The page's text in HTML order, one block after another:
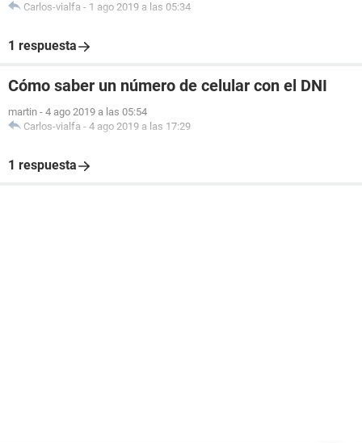
Carlos-vialfa - 1 ago 2019 a las 05:34
1 respuesta
Cómo saber un número de celular con el DNI
martin - 4 ago 2019 a las 05:54
Carlos-vialfa - 4 ago 2019 a las 17:29
1 respuesta